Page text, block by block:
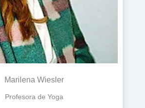
en MBSR (Mindfulness-based
acreditada en el
en Barcelona.
de Pilates Reformer
Marilena Wiesler
Profesora de Yoga